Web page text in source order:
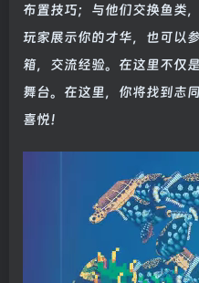
布置技巧；与他们交换鱼类
玩家展示你的才华，也可以
箱，交流经验。在这里不仅
舞台。在这里，你将找到志
喜悦！